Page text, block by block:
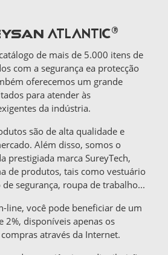
ATLANTIC®
de mais de 5.000 itens de
com a segurança ea protecção
oferecemos um grande
para atender às
da indústria.
são de alta qualidade e
Além disso, somos o
prestigiada marca SureyTech,
de produtos, tais como vestuário
de segurança, roupa de trabalho...
line, você pode beneficiar de um
2%, disponíveis apenas os
através da Internet.